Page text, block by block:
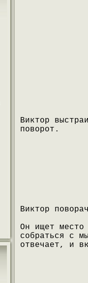
Виктор
поворот.
Виктор
Он ищет
собраться с
отвечает, и